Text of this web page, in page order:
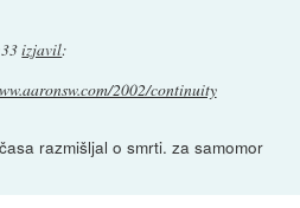
izjavil:
2002/continuity
razmišljal o smrti. za samomor